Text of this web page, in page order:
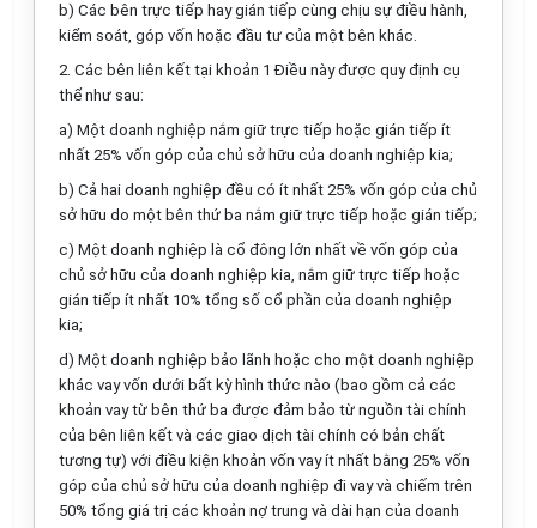
b) Các bên trực tiếp hay gián tiếp cùng chịu sự điều hành,
kiểm soát, góp vốn hoặc đầu tư của một bên khác.
2. Các bên liên kết tại khoản 1 Điều này được quy định cụ
thể như sau:
a) Một doanh nghiệp nắm giữ trực tiếp hoặc gián tiếp ít
nhất 25% vốn góp của chủ sở hữu của doanh nghiệp kia;
b) Cả hai doanh nghiệp đều có ít nhất 25% vốn góp của chủ
sở hữu do một bên thứ ba nắm giữ trực tiếp hoặc gián tiếp;
c) Một doanh nghiệp là cổ đông lớn nhất về vốn góp của
chủ sở hữu của doanh nghiệp kia, nắm giữ trực tiếp hoặc
gián tiếp ít nhất 10% tổng số cổ phần của doanh nghiệp
kia;
d) Một doanh nghiệp bảo lãnh hoặc cho một doanh nghiệp
khác vay vốn dưới bất kỳ hình thức nào (bao gồm cả các
khoản vay từ bên thứ ba được đảm bảo từ nguồn tài chính
của bên liên kết và các giao dịch tài chính có bản chất
tương tự) với điều kiện khoản vốn vay ít nhất bằng 25% vốn
góp của chủ sở hữu của doanh nghiệp đi vay và chiếm trên
50% tổng giá trị các khoản nợ trung và dài hạn của doanh